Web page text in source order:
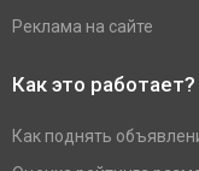
Реклама на сайте
Как это работает?
Как поднять